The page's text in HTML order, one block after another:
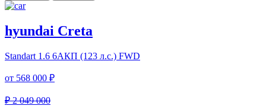
hyundai Creta
Standart 1.6 6AКП (123 л.с.) FWD
от 568 000 ₽
₽ 2 049 000